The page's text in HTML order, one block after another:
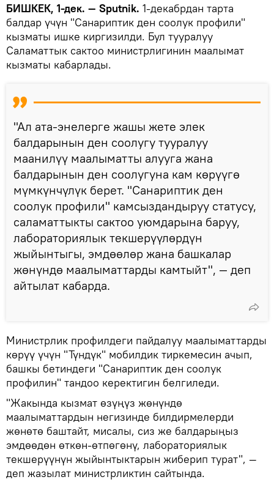
БИШКЕК, 1-дек. — Sputnik. 1-декабрдан тарта
балдар үчүн "Санариптик ден соолук профили"
кызматы ишке киргизилди. Бул тууралуу
Саламаттык сактоо министрлигинин маалымат
кызматы кабарлады.
"Ал ата-энелерге жашы жете элек
балдарынын ден соолугу тууралуу
маанилүү маалыматты алууга жана
балдарынын ден соолугуна кам көрүүгө
мүмкүнчүлүк берет. "Санариптик ден
соолук профили" камсыздандыруу статусу,
саламаттыкты сактоо уюмдарына баруу,
лабораториялык текшерүүлөрдүн
жыйынтыгы, эмдөөлөр жана башкалар
жөнүндө маалыматтарды камтыйт", — деп
айтылат кабарда.
Министрлик профилдеги пайдалуу маалыматтарды
көрүү үчүн "Түндүк" мобилдик тиркемесин ачып,
башкы бетиндеги "Санариптик ден соолук
профилин" тандоо керектигин белгиледи.
"Жакында кызмат өзүңүз жөнүндө
маалыматтардын негизинде билдирмелерди
жөнөтө баштайт, мисалы, сиз же балдарыңыз
эмдөөдөн өткөн-өтпөгөнү, лабораториялык
текшерүүнүн жыйынтыктарын жиберип турат", —
деп жазылат министрликтин сайтында.